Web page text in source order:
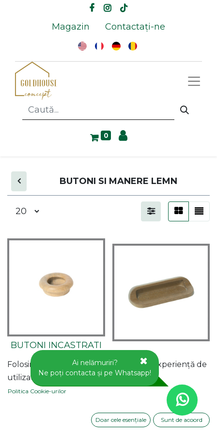
Magazin Contactați-ne
0
BUTONI SI MANERE LEMN
BUTONI INCASTRATI
DIN LEMN
Cod Produs: T3
Disponibil prin pre-
MANER DIN LEMN
Cod Produs: T9
Disponibil prin pre-
comandă
Folosim cookie-uri pentru a vă oferi o experiență de
utilizator mai bună pe acest site web.
Politica Cookie-urilor
Doar cele esențiale Sunt de acoord
Ai nelămuriri?
Ne poți contacta și pe Whatsapp!